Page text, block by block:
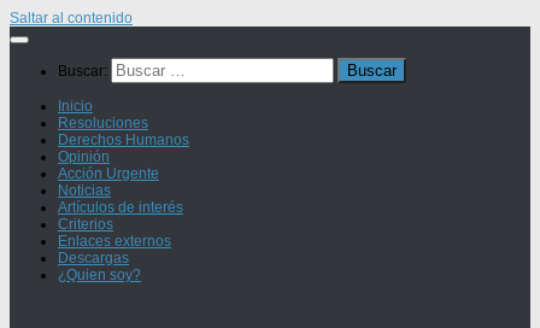
Saltar al contenido
Buscar:
Inicio
Resoluciones
Derechos Humanos
Opinión
Acción Urgente
Noticias
Artículos de interés
Criterios
Enlaces externos
Descargas
¿Quien soy?